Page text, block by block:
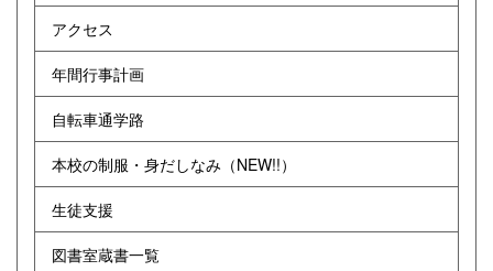
アクセス
年間行事計画
自転車通学路
本校の制服・身だしなみ（NEW!!）
生徒支援
図書室蔵書一覧